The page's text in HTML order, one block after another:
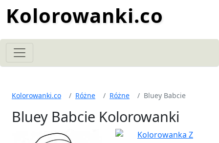
Kolorowanki.co
Kolorowanki.co Różne Różne Bluey Babcie
Bluey Babcie Kolorowanki